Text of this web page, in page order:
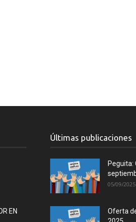
EN
Últimas publicaciones
Peguita:
05/09/2025
Oferta